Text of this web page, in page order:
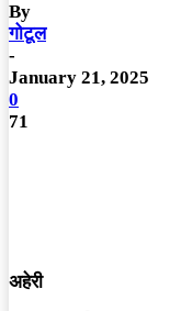
By
गोटूल
-
January 21, 2025
0
71
अहेरी